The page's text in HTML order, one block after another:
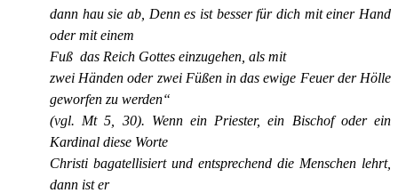
dann hau sie ab, Denn es ist besser für dich mit einer Hand
oder mit einem
Fuß das Reich Gottes einzugehen, als mit
zwei Händen oder zwei Füßen in das ewige Feuer der Hölle
geworfen zu werden“
(vgl. Mt 5, 30). Wenn ein Priester, ein Bischof oder ein
Kardinal diese Worte
Christi bagatellisiert und entsprechend die Menschen lehrt,
dann ist er